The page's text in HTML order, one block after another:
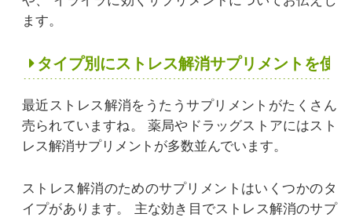
ます。
タイプ別にストレス解消サプリメントを使
最近ストレス解消をうたうサプリメントがたくさん
売られていますね。
薬局やドラッグストアにはスト
レス解消サプリメントが多数並んでいます。
ストレス解消のためのサプリメントはいくつかのタ
イプがあります。
主な効き目でストレス解消のサプ